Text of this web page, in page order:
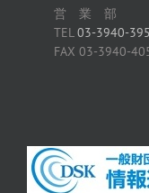
営 業 部
TEL03-3940-
FAX 03-3940-